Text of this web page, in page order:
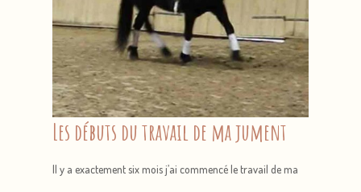
Les débuts du travail de ma jument
Il y a exactement six mois j’ai commencé le travail de ma